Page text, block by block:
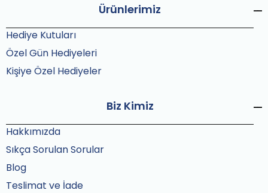
Ürünlerimiz
Hediye Kutuları
Özel Gün Hediyeleri
Kişiye Özel Hediyeler
Biz Kimiz
Hakkımızda
Sıkça Sorulan Sorular
Blog
Teslimat ve İade